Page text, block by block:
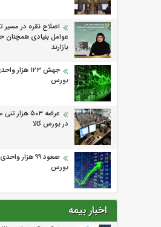
اصلاح نقره در مسیر
عوامل بنیادی همچنان
بازارند
جهش ۱۲۳
بورس
عرضه ۵۰۳
در بورس کالا
صعود ۹۹ هزار
بورس
اخبار بیمه